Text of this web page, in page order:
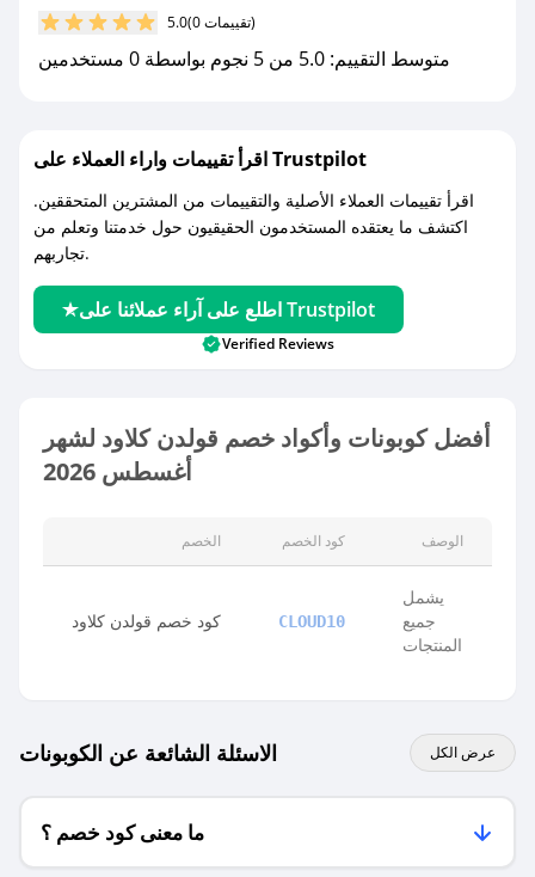
مع صحصح، تسوق بذكاء ووفّر على كل مشترياتك مع
كوبونات خصم حصرية من قولدن كلاود!
5.0 (0 تقييمات)
متوسط التقييم: 5.0 من 5 نجوم بواسطة 0 مستخدمين
اقرأ تقييمات واراء العملاء على Trustpilot
اقرأ تقييمات العملاء الأصلية والتقييمات من المشترين المتحققين.
اكتشف ما يعتقده المستخدمون الحقيقيون حول خدمتنا وتعلم من
تجاربهم.
اطلع على آراء عملائنا على Trustpilot
Verified Reviews
أفضل كوبونات وأكواد خصم قولدن كلاود لشهر
أغسطس 2026
الخصم كود الخصم الوصف
كود خصم قولدن كلاود CLOUD10
يشمل
جميع
المنتجات
الاسئلة الشائعة عن الكوبونات عرض الكل
ما معنى كود خصم ؟